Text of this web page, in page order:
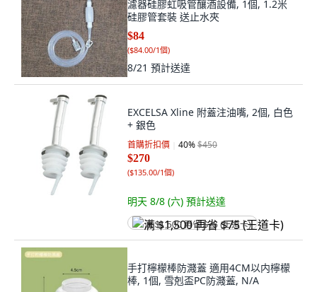
濾器硅膠虹吸管釀酒設備, 1個, 1.2米
硅膠管套裝 送止水夾
$84
($84.00/1個)
8/21 預計送達
EXCELSA Xline 附蓋注油嘴, 2個, 白色
+ 銀色
首購折扣價 40%$450
$270
($135.00/1個)
明天 8/8 (六) 預計送達
满 $1,500 再省 $75 (王道卡)
手打檸檬棒防濺蓋 適用4CM以内檸檬
棒, 1個, 雪剋盃PC防濺蓋, N/A